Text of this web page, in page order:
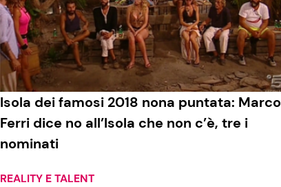
Isola dei famosi 2018 nona puntata: Marco
Ferri dice no all’Isola che non c’è, tre i
nominati
REALITY E TALENT